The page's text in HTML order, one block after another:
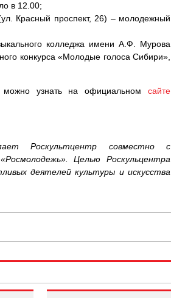
в 12.00;
Красный проспект, 26) – молодежный
колледжа имени А.Ф. Мурова
конкурса «Молодые голоса Сибири»,
узнать на официальном сайте
Роскультцентр совместно с
Целью Роскульцентра
деятелей культуры и искусства